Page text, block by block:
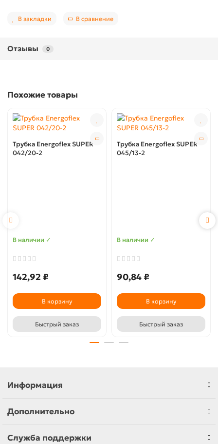
В закладки В сравнение
Отзывы 0
Похожие товары
Трубка Energoflex SUPER
042/20-2
В наличии ✓
142,92 ₽
В корзину
Быстрый заказ
Трубка Energoflex SUPER
045/13-2
В наличии ✓
90,84 ₽
В корзину
Быстрый заказ
Информация
Дополнительно
Служба поддержки